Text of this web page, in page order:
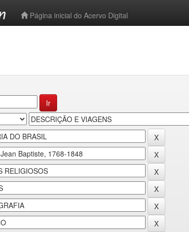
Página inicial do Acervo Digital